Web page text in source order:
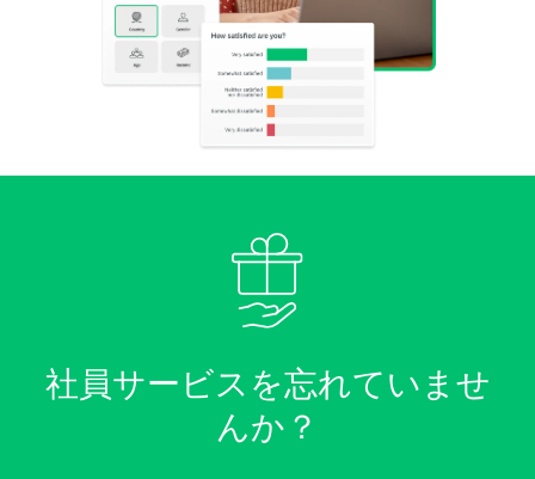
社員サービスを忘れていませ
んか？